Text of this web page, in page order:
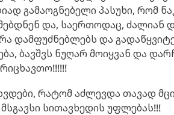
გამაოგნებელი პასუხი, რომ
და, საერთოდაც, ძალიან
დამფუძნებლებს და
ბავშვს ნუღარ მოიყვან და
რატომ აძლევდა თავად
სითავხედის უფლებას!!!